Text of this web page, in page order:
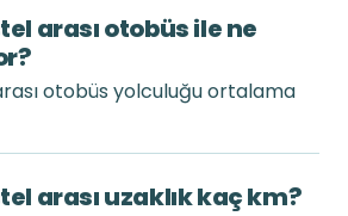
arası otobüs ile ne
otobüs yolculuğu ortalama
arası uzaklık kaç km?